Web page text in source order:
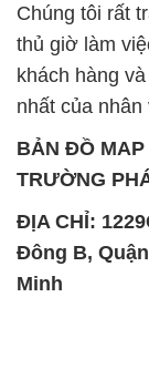
Chúng tôi rất
thủ giờ làm
khách hàng
nhất của nhân
BẢN ĐỒ
TRƯỜNG
ĐỊA CHỈ:
Đông B,
Minh